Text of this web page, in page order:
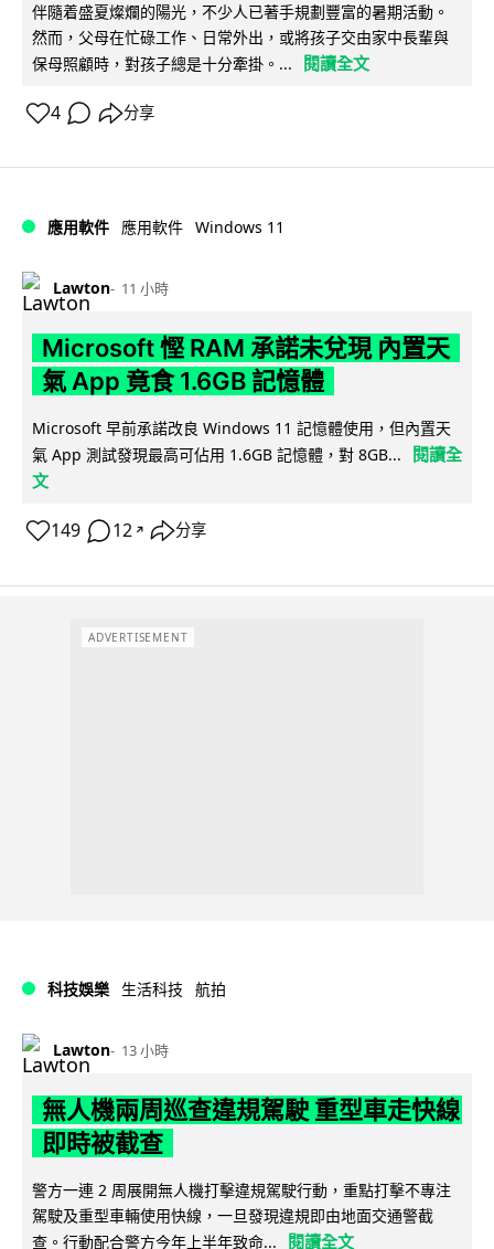
伴隨着盛夏燦爛的陽光，不少人已著手規劃豐富的暑期活動。
然而，父母在忙碌工作、日常外出，或將孩子交由家中長輩與
保母照顧時，對孩子總是十分牽掛。...
閱讀全文
4 分享
應用軟件 應用軟件 Windows 11
Lawton 11 小時
Microsoft 慳 RAM 承諾未兌現 內置天
氣 App 竟食 1.6GB 記憶體
Microsoft 早前承諾改良 Windows 11 記憶體使用，但內置天
氣 App 測試發現最高可佔用 1.6GB 記憶體，對 8GB...
閱讀全
文
149 12 ↗ 分享
ADVERTISEMENT
科技娛樂 生活科技 航拍
Lawton 13 小時
無人機兩周巡查違規駕駛 重型車走快線
即時被截查
警方一連 2 周展開無人機打擊違規駕駛行動，重點打擊不專注
駕駛及重型車輛使用快線，一旦發現違規即由地面交通警截
查。行動配合警方今年上半年致命...
閱讀全文